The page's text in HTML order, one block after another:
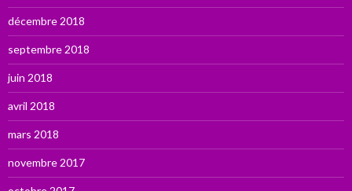
décembre 2018
septembre 2018
juin 2018
avril 2018
mars 2018
novembre 2017